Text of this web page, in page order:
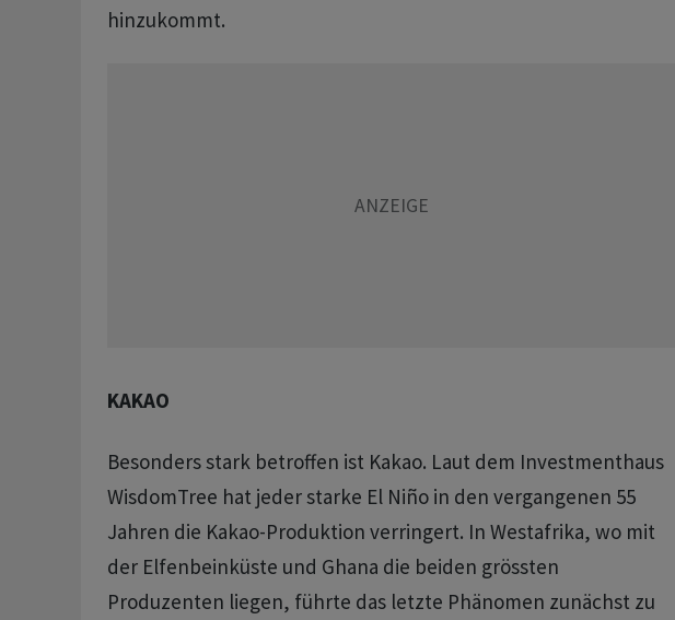
hinzukommt.
KAKAO
Besonders stark betroffen ist Kakao. Laut dem Investmenthaus
WisdomTree hat jeder starke El Niño in den vergangenen 55
Jahren die Kakao-Produktion verringert. In Westafrika, wo mit
der Elfenbeinküste und Ghana die ​beiden grössten
Produzenten liegen, führte das letzte Phänomen zunächst zu